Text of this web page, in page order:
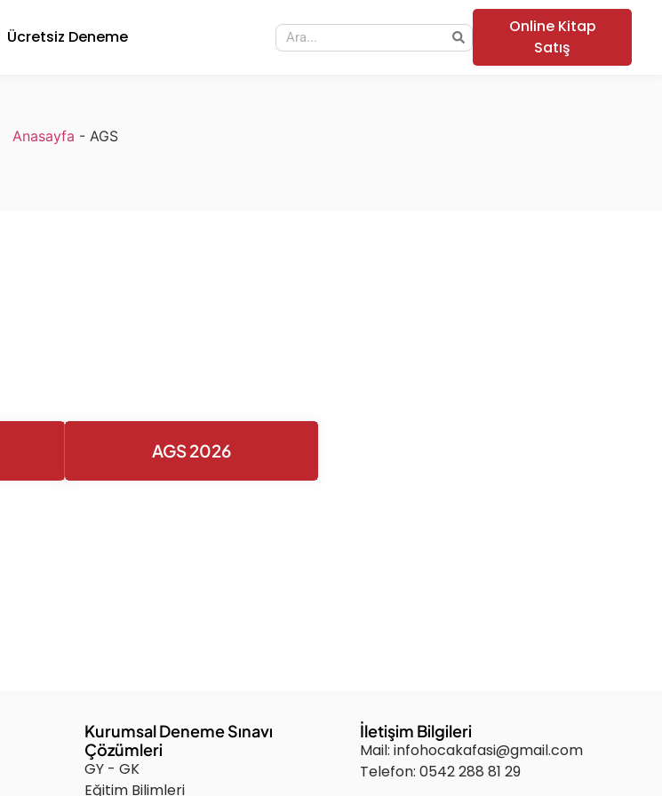
Ücretsiz Deneme
Online Kitap
Satış
Anasayfa - AGS
AGS 2026
Kurumsal Deneme Sınavı
Çözümleri
GY - GK
Eğitim Bilimleri
İletişim Bilgileri
Mail: infohocakafasi@gmail.com
Telefon: 0542 288 81 29